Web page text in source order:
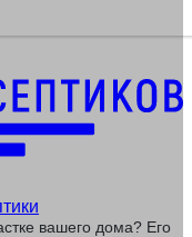
вашего дома? Его